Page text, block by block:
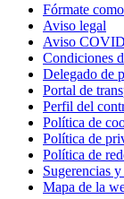
Fórmate como
Aviso legal
Aviso
Condiciones
Delegado de
Portal de
Perfil del
Política de
Política de
Política de
Sugerencias
Mapa de la